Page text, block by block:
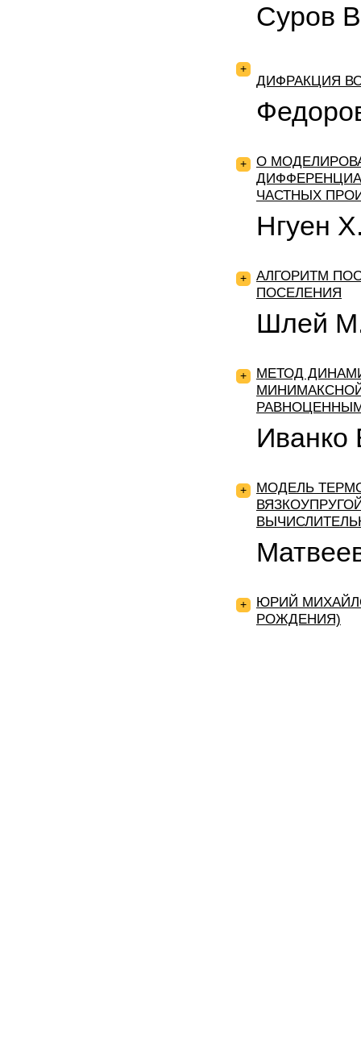
Суров
+
ДИФРАКЦИЯ
+
О
ЧАСТНЫХ
Нгуен
+
АЛГОРИТМ
ПОСЕЛЕНИЯ
Шлей
+
МЕТОД
Иванко
+
МОДЕЛЬ
+
ЮРИЙ
РОЖДЕНИЯ)